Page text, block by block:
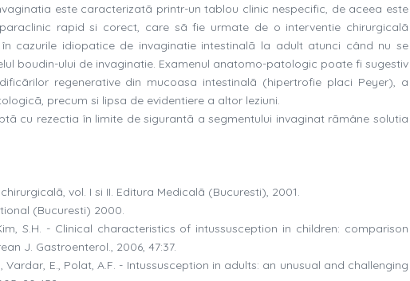
este caracterizatã printr-un tablou clinic nespecific, de aceea este
rapid si corect, care sã fie urmate de o interventie chirurgicalã
cazurile idiopatice de invaginatie intestinalã la adult atunci când nu se
boudin-ului de invaginatie. Examenul anatomo-patologic poate fi sugestiv
regenerative din mucoasa intestinalã (hipertrofie placi Peyer), a
precum si lipsa de evidentiere a altor leziuni.
cu rezectia în limite de sigurantã a segmentului invaginat rãmâne solutia
vol. I si II. Editura Medicalã (Bucuresti), 2001.
(Bucuresti) 2000.
S.H. - Clinical characteristics of intussusception in children: comparison
J. Gastroenterol., 2006, 47:37.
Vardar, E., Polat, A.F. - Intussusception in adults: an unusual and challenging